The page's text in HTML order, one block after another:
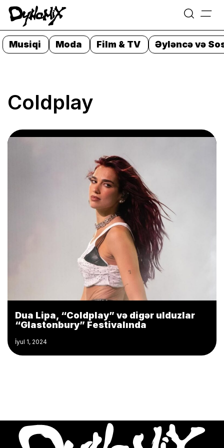
Skip
to
content
=
Musiqi Moda Film & TV Əyləncə və
Coldplay
Dua Lipa, “Coldplay” və digər ulduzlar
“Glastonbury” Festivalında
İyul 1, 2024